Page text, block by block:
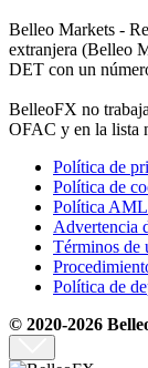
Belleo Markets -
extranjera (Belleo
DET con un
BelleoFX no
OFAC y en la lista
Política de
Política de
Política
Advertencia
Términos de
Política de
© 2020-2026